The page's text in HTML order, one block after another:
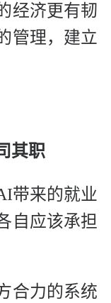
经济更有韧
管理，建立
其职
带来的就业
自应该承担
合力的系统